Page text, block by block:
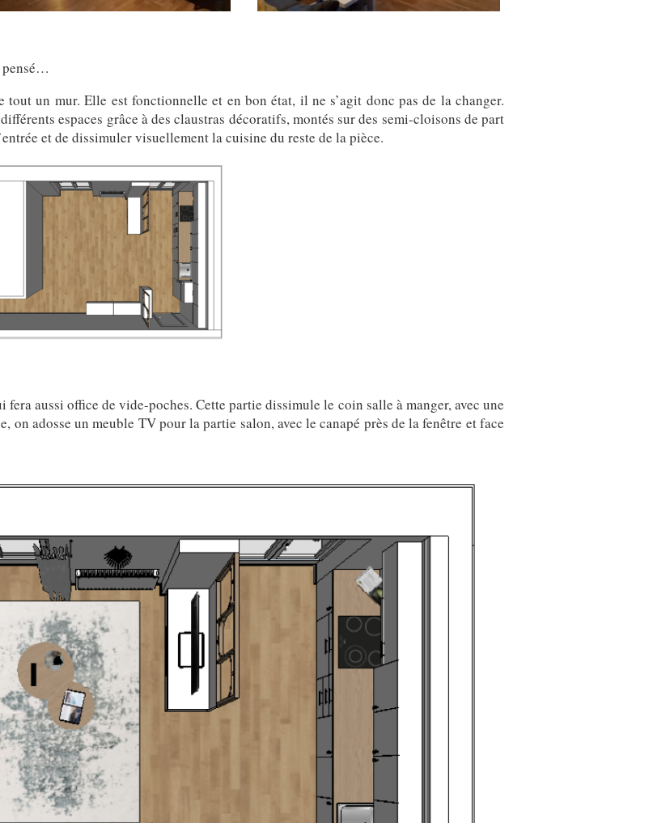
pensé…
un mur. Elle est fonctionnelle et en bon état, il ne s’agit donc pas de la changer.
espaces grâce à des claustras décoratifs, montés sur des semi-cloisons de part
et de dissimuler visuellement la cuisine du reste de la pièce.
aussi office de vide-poches. Cette partie dissimule le coin salle à manger, avec une
on adosse un meuble TV pour la partie salon, avec le canapé près de la fenêtre et face